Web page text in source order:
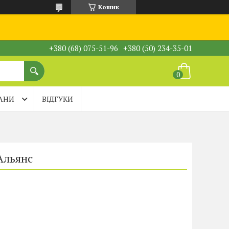
Кошик
+380 (68) 075-51-96 +380 (50) 234-35-01
ВІДГУКИ